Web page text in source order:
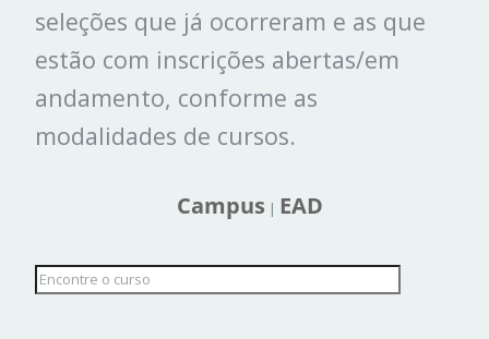
seleções que já ocorreram e as que
estão com inscrições abertas/em
andamento, conforme as
modalidades de cursos.
Campus | EAD